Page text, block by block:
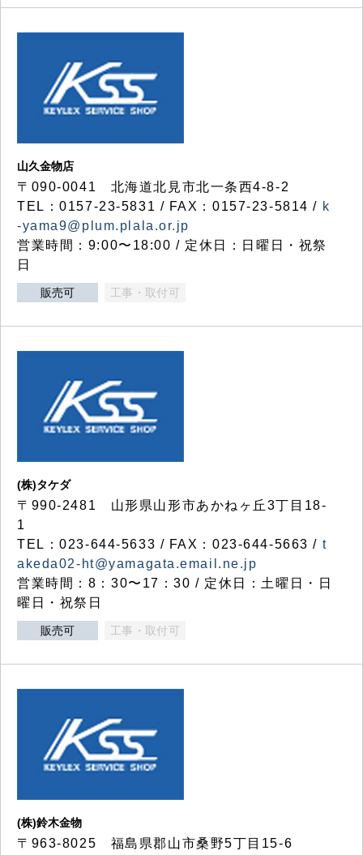
山久金物店
〒090-0041 北海道北見市北一条西4-8-2
TEL：0157-23-5831 / FAX：0157-23-5814 / k
-yama9@plum.plala.or.jp
営業時間：9:00〜18:00 / 定休日：日曜日・祝祭
日
販売可 工事・取付可
(株)タケダ
〒990-2481 山形県山形市あかねヶ丘3丁目18-
1
TEL：023-644-5633 / FAX：023-644-5663 / t
akeda02-ht@yamagata.email.ne.jp
営業時間：8：30〜17：30 / 定休日：土曜日・日
曜日・祝祭日
販売可 工事・取付可
(株)鈴木金物
〒963-8025 福島県郡山市桑野5丁目15-6